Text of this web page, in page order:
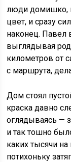
люди домишко,
цвет, и сразу
наконец. Павел
выглядывая
километров от
с маршрута,
Дом стоял
краска давно
оглядываясь —
и так тошно
каких тысячи
потихоньку